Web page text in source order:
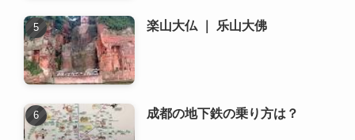
楽山大仏 ｜ 乐山大佛
成都の地下鉄の乗り方は？